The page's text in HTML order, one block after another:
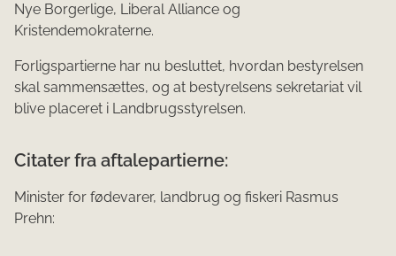
Nye Borgerlige, Liberal Alliance og
Kristendemokraterne.
Forligspartierne har nu besluttet, hvordan bestyrelsen
skal sammensættes, og at bestyrelsens sekretariat vil
blive placeret i Landbrugsstyrelsen.
Citater fra aftalepartierne:
Minister for fødevarer, landbrug og fiskeri Rasmus
Prehn: